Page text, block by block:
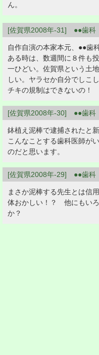
ん。
[佐賀県2008年-31] ●●歯
自作自演の本家本元、●●歯
ある時は、数週間に８件も
一ひどい。佐賀県という土
しい。ヤラセか自分でしこ
チキの規制はできないの！
[佐賀県2008年-30] ●●歯科
鉢植え泥棒で逮捕されたと
こんなことする歯科医師が
のだと思います。
[佐賀県2008年-29] ●●歯
まさか泥棒する先生とは信
体おかしい！？ 他にもい
か？